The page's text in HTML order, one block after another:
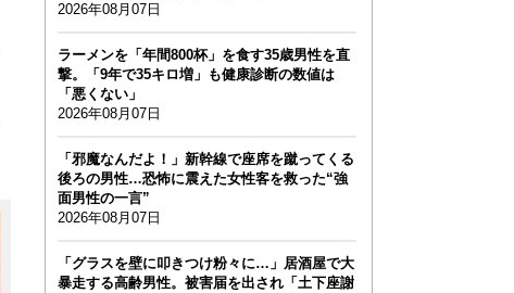
2026年08月07日
ラーメンを「年間800杯」を食す35歳男性を直
撃。「9年で35キロ増」も健康診断の数値は
「悪くない」
2026年08月07日
「邪魔なんだよ！」新幹線で座席を蹴ってくる
後ろの男性…恐怖に震えた女性客を救った“強
面男性の一言”
2026年08月07日
「グラスを壁に叩きつけ粉々に…」居酒屋で大
暴走する高齢男性。被害届を出され「土下座謝